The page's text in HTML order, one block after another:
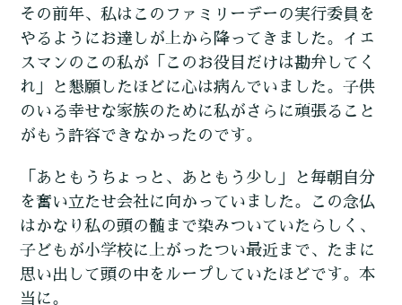
その前年、私はこのファミリーデーの実行委員を
やるようにお達しが上から降ってきました。イエ
スマンのこの私が「このお役目だけは勘弁してく
れ」と懇願したほどに心は病んでいました。子供
のいる幸せな家族のために私がさらに頑張ること
がもう許容できなかったのです。
「あともうちょっと、あともう少し」と毎朝自分
を奮い立たせ会社に向かっていました。この念仏
はかなり私の頭の髄まで染みついていたらしく、
子どもが小学校に上がったつい最近まで、たまに
思い出して頭の中をループしていたほどです。本
当に。